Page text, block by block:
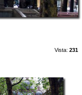
Vista: 231